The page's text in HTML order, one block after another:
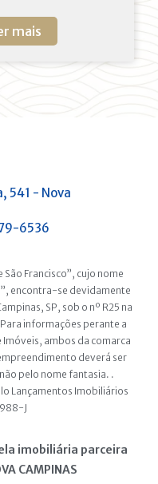
mais
541 - Nova
6536
Francisco”, cujo nome
encontra-se devidamente
SP, sob o nº R25 na
informações perante a
ambos da comarca
deverá ser
pelo nome fantasia. .
Lançamentos Imobiliários
J
imobiliária parceira
CAMPINAS